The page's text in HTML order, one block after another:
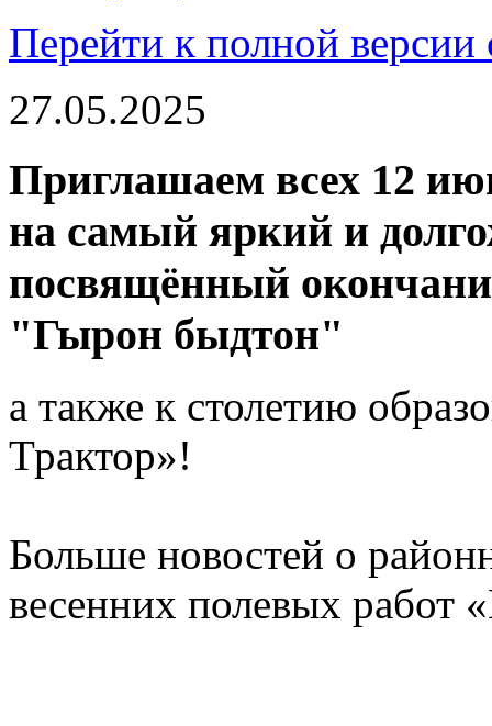
Перейти к полной версии
27.05.2025
Приглашаем всех 12
на самый яркий и
посвящённый
"Гырон быдтон"
а также к столетию
Трактор»!
Больше новостей о
весенних полевых